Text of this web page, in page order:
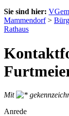
Sie sind hier: VGem
Mammendorf>
Rathaus
Mit
Anrede